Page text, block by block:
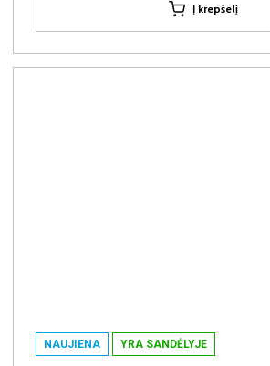
Į krepšelį
NAUJIENA YRA SANDĖLYJE